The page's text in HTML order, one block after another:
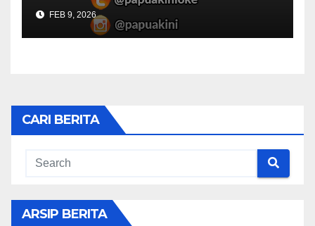
FEB 9, 2026
CARI BERITA
ARSIP BERITA